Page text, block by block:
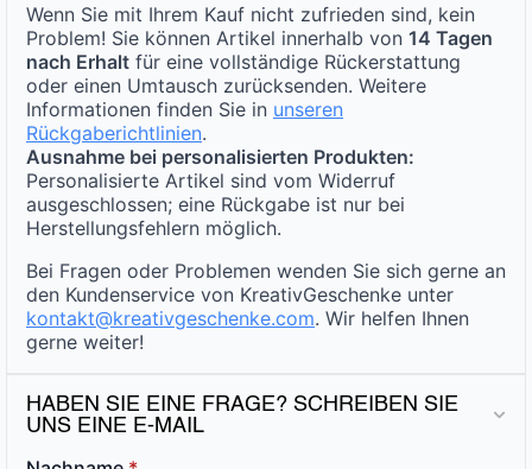
Wenn Sie mit Ihrem Kauf nicht zufrieden sind, kein
Problem! Sie können Artikel innerhalb von 14 Tagen
nach Erhalt für eine vollständige Rückerstattung
oder einen Umtausch zurücksenden. Weitere
Informationen finden Sie in unseren
Rückgaberichtlinien.
Ausnahme bei personalisierten Produkten:
Personalisierte Artikel sind vom Widerruf
ausgeschlossen; eine Rückgabe ist nur bei
Herstellungsfehlern möglich.
Bei Fragen oder Problemen wenden Sie sich gerne an
den Kundenservice von KreativGeschenke unter
kontakt@kreativgeschenke.com. Wir helfen Ihnen
gerne weiter!
HABEN SIE EINE FRAGE? SCHREIBEN SIE
UNS EINE E-MAIL